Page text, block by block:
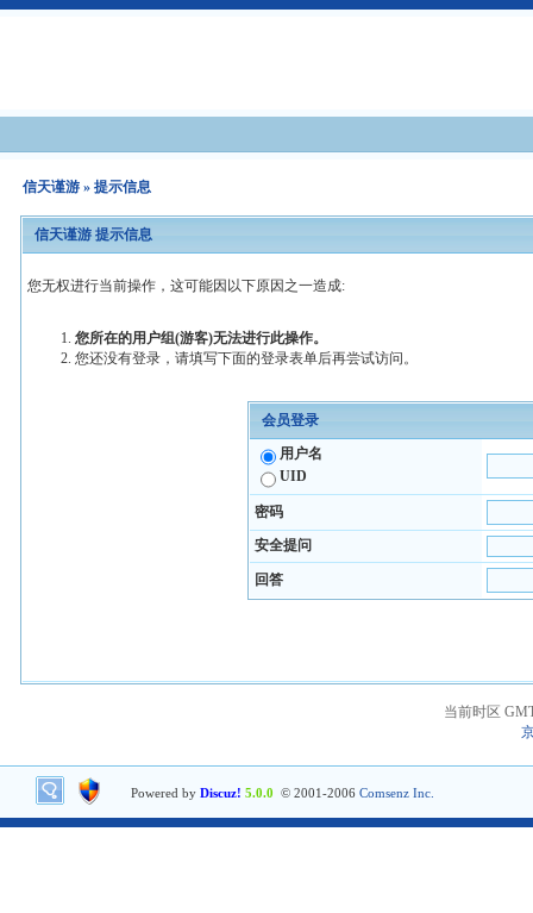
信天谨游 » 提示信息
信天谨游 提示信息
您无权进行当前操作，这可能因以下原因之一造成:
您所在的用户组(游客)无法进行此操作。
您还没有登录，请填写下面的登录表单后再尝试访问。
会员登录
用户名
UID
密码
安全提问
回答
当前时区
Powered by Discuz! 5.0.0 © 2001-2006 Comsenz Inc.